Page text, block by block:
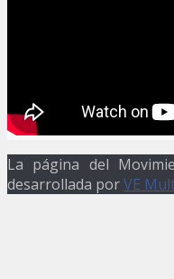
La página del
desarrollada porVE